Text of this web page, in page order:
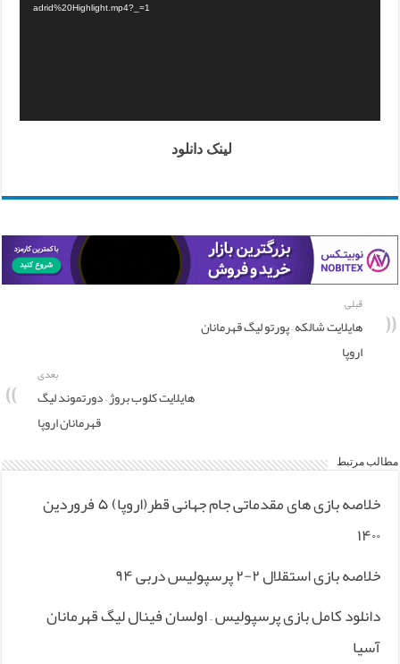
adrid%20Highlight.mp4?_=1
لینک دانلود
قبلی
هایلایت شالکه – پورتو لیگ قهرمانان
اروپا
بعدی
هایلایت کلوب بروژ – دورتموند لیگ
قهرمانان اروپا
مطالب مرتبط
خلاصه بازی های مقدماتی جام جهانی قطر(اروپا) ۵ فروردین
۱۴۰۰
خلاصه بازی استقلال ۲-۲ پرسپولیس دربی ۹۴
دانلود کامل بازی پرسپولیس – اولسان فینال لیگ قهرمانان
آسیا